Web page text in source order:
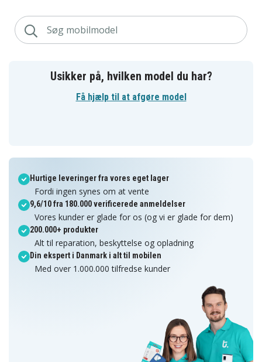
Usikker på, hvilken model du har?
Få hjælp til at afgøre model
Hurtige leveringer fra vores eget lager
Fordi ingen synes om at vente
9,6/10 fra 180.000 verificerede anmeldelser
Vores kunder er glade for os (og vi er glade for dem)
200.000+ produkter
Alt til reparation, beskyttelse og opladning
Din ekspert i Danmark i alt til mobilen
Med over 1.000.000 tilfredse kunder